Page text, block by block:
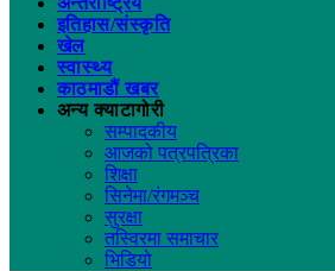
इतिहास/संस्कृति
खेल
स्वास्थ्य
काठमाडौं खबर
अन्य क्याटागोरी
सम्पादकीय
आजको पत्रपत्रिका
शिक्षा
सिनेमा/रंगमञ्च
सुरक्षा
तस्विरमा समाचार
भिडियो